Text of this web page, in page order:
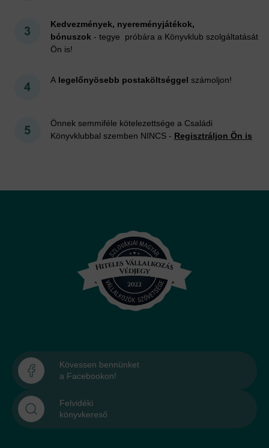
Kedvezmények, nyereményjátékok,
bónuszok - tegye próbára a Könyvklub szolgáltatását
Ön is!
A legelőnyösebb postaköltséggel számoljon!
Önnek semmiféle kötelezettsége a Családi
Könyvklubbal szemben NINCS - Regisztráljon Ön is
Kövessen bennünket
a Facebookon!
Felvidéki
könyvkereső